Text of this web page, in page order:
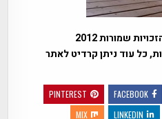
שמורות 2012
כל עוד ניתן קרדיט לאתר
FACEBOOK
PINTEREST
LINKEDIN
MIX